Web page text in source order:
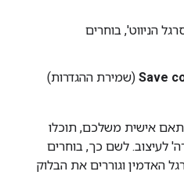
הניווט', בוחרים
Save (שמירת ההגדרות)
אישית משלכם, תוכלו
לעיצוב. לשם כך, בוחרים
האדמין וגוררים את הבלוק